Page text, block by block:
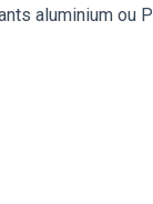
aluminium ou